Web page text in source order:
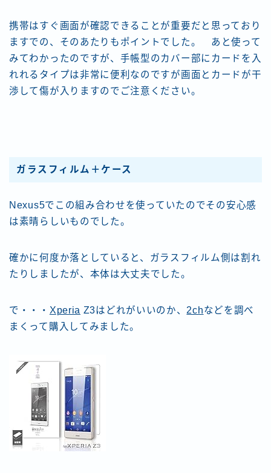
携帯はすぐ画面が確認できることが重要だと思っており
ますでの、そのあたりもポイントでした。 あと使って
みてわかったのですが、手帳型のカバー部にカードを入
れれるタイプは非常に便利なのですが画面とカードが干
渉して傷が入りますのでご注意ください。
ガラスフィルム＋ケース
Nexus5でこの組み合わせを使っていたのでその安心感
は素晴らしいものでした。
確かに何度か落としていると、ガラスフィルム側は割れ
たりしましたが、本体は大丈夫でした。
で・・・ Xperia Z3はどれがいいのか、 2chなどを調べ
まくって購入してみました。